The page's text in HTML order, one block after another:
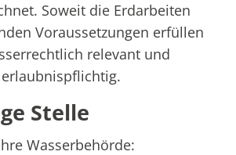
Soweit die Erdarbeiten
Voraussetzungen erfüllen
relevant und
Stelle
Wasserbehörde: